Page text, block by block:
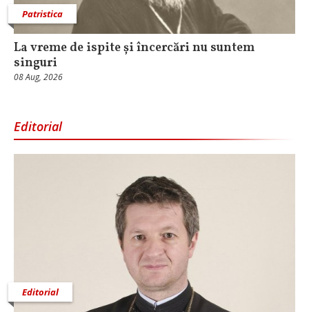
Patristica
La vreme de ispite și încercări nu suntem
singuri
08 Aug, 2026
Editorial
Editorial